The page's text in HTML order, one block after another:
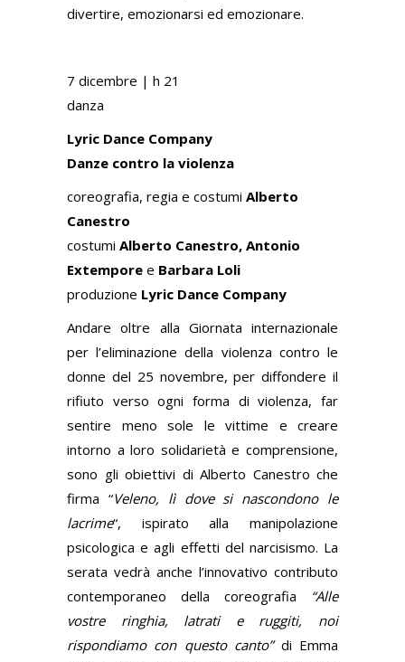
divertire, emozionarsi ed emozionare.
7 dicembre | h 21
danza
Lyric Dance Company
Danze contro la violenza
coreografia, regia e costumi Alberto
Canestro
costumi Alberto Canestro, Antonio
Extempore e Barbara Loli
produzione Lyric Dance Company
Andare oltre alla Giornata internazionale
per l’eliminazione della violenza contro le
donne del 25 novembre, per diffondere il
rifiuto verso ogni forma di violenza, far
sentire meno sole le vittime e creare
intorno a loro solidarietà e comprensione,
sono gli obiettivi di Alberto Canestro che
firma “Veleno, lì dove si nascondono le
lacrime“, ispirato alla manipolazione
psicologica e agli effetti del narcisismo. La
serata vedrà anche l’innovativo contributo
contemporaneo della coreografia “Alle
vostre ringhia, latrati e ruggiti, noi
rispondiamo con questo canto”di Emma